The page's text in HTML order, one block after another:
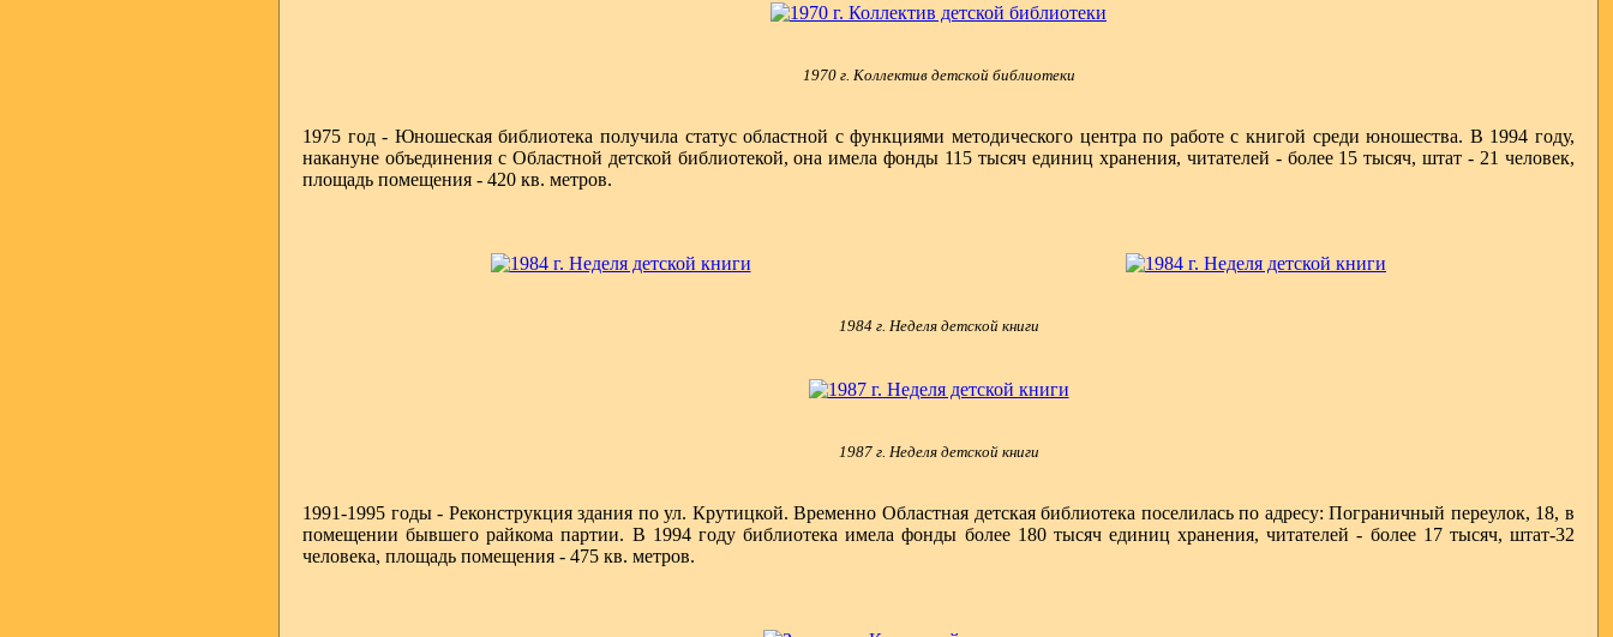
1970 г. Коллектив детской библиотеки
1975 год - Юношеская библиотека получила статус областной с функциями методического центра по работе с книгой среди юношества. В 1994 году,
накануне объединения с Областной детской библиотекой, она имела фонды 115 тысяч единиц хранения, читателей - более 15 тысяч, штат - 21 человек,
площадь помещения - 420 кв. метров.
1984 г. Неделя детской книги
1987 г. Неделя детской книги
1991-1995 годы - Реконструкция здания по ул. Крутицкой. Временно Областная детская библиотека поселилась по адресу: Пограничный переулок, 18, в
помещении бывшего райкома партии. В 1994 году библиотека имела фонды более 180 тысяч единиц хранения, читателей - более 17 тысяч, штат-32
человека, площадь помещения - 475 кв. метров.